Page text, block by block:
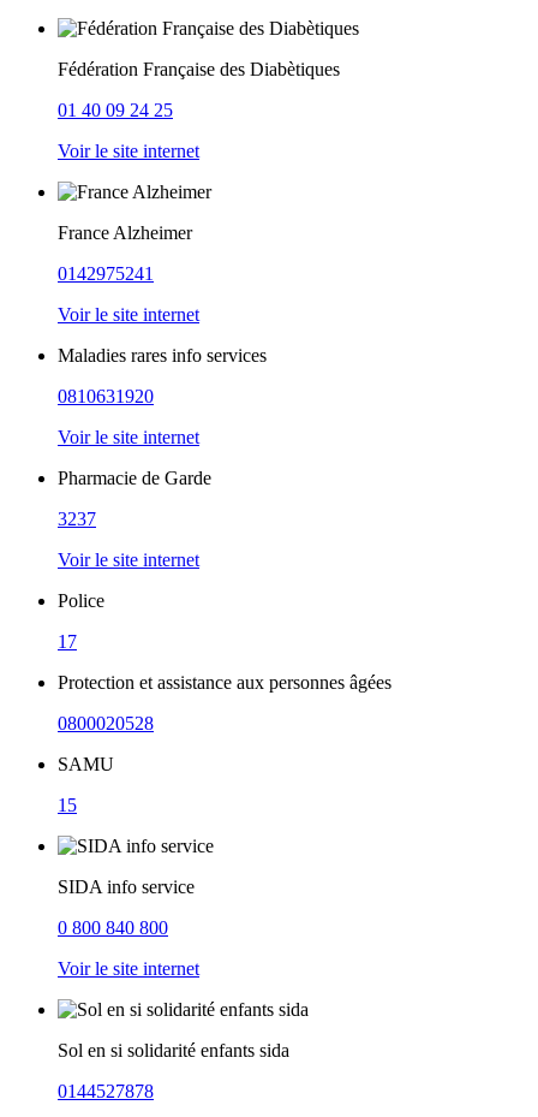
Fédération Française des Diabètiques
01 40 09 24 25
Voir le site internet
France Alzheimer
0142975241
Voir le site internet
Maladies rares info services
0810631920
Voir le site internet
Pharmacie de Garde
3237
Voir le site internet
Police
17
Protection et assistance aux personnes âgées
0800020528
SAMU
15
SIDA info service
0 800 840 800
Voir le site internet
Sol en si solidarité enfants sida
0144527878